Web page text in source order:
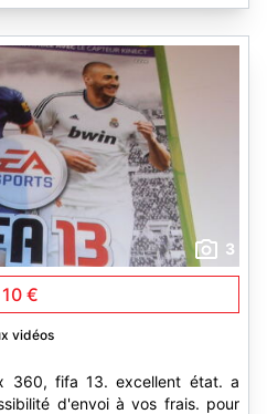
3
10 €
vidéos
360, fifa 13. excellent état. a
d'envoi à vos frais. pour